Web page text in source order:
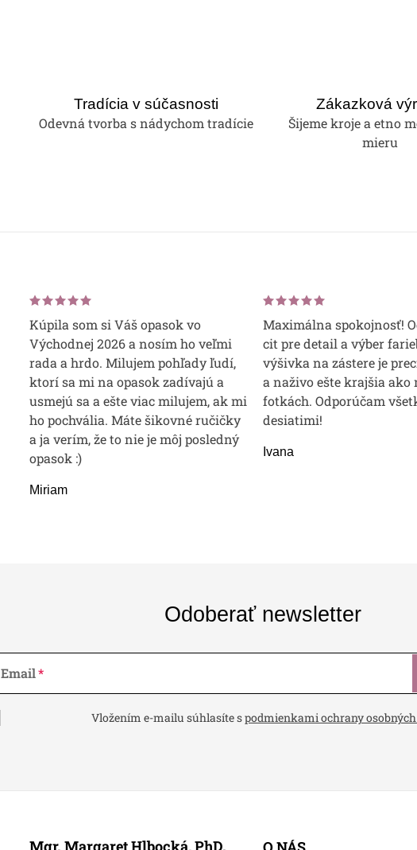
Tradícia v súčasnosti
Odevná tvorba s nádychom tradície
Zákazková
Šijeme kroje a etno
mieru
Kúpila som si Váš opasok vo
Východnej 2026 a nosím ho veľmi
rada a hrdo. Milujem pohľady ľudí,
ktorí sa mi na opasok zadívajú a
usmejú sa a ešte viac milujem, ak mi
ho pochvália. Máte šikovné ručičky
a ja verím, že to nie je môj posledný
opasok :)
Miriam
Maximálna spokojnosť!
cit pre detail a výber
výšivka na zástere je
a naživo ešte krajšia ako
fotkách. Odporúčam
desiatimi!
Ivana
Odoberať newsletter
Email
Vložením e-mailu súhlasíte spodmienkami ochrany